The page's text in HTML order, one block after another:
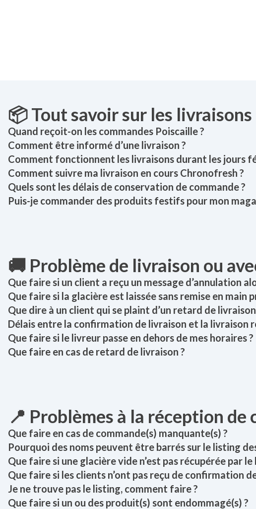
📦 Tout savoir sur les livraisons
Quand reçoit-on les commandes Poiscaille ?
Comment être informé d’une livraison ?
Comment fonctionnent les livraisons durant les jours
Comment suivre ma livraison en cours Chronofresh ?
Quels sont les délais de conservation de commande ?
Puis-je commander des produits festifs pour mon
🚚 Problème de livraison ou
Que faire si un client a reçu un message d’annulation
Que faire si la glacière est laissée sans remise en main
Que dire à un client qui se plaint d’un retard de livraison
Délais entre la confirmation de livraison et la livraison
Que faire si le livreur passe en dehors de mes horaires ?
Que faire en cas de retard de livraison ?
📍 Problèmes à la réception de
Que faire en cas de commande(s) manquante(s) ?
Pourquoi des noms peuvent être barrés sur le listing
Que faire si une glacière vide n’est pas récupérée par le
Que faire si les clients n’ont pas reçu de confirmation
Je ne trouve pas le listing, comment faire ?
Que faire si un ou des produit(s) sont endommagé(s) ?